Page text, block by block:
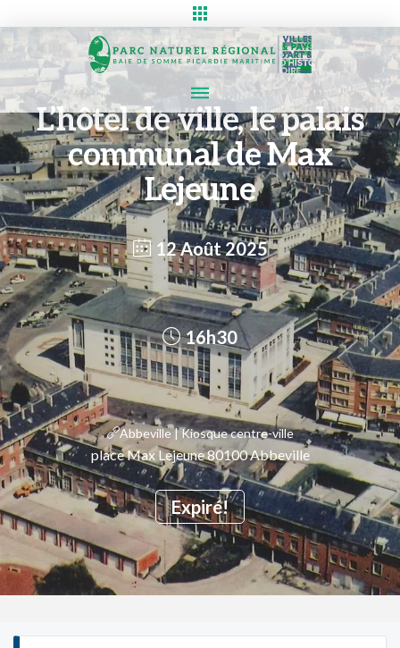
L’hôtel de ville, le palais
communal de Max
Lejeune
12 Août 2025
Expiré!
16h30
Abbeville | Kiosque centre-ville
place Max Lejeune 80100 Abbeville